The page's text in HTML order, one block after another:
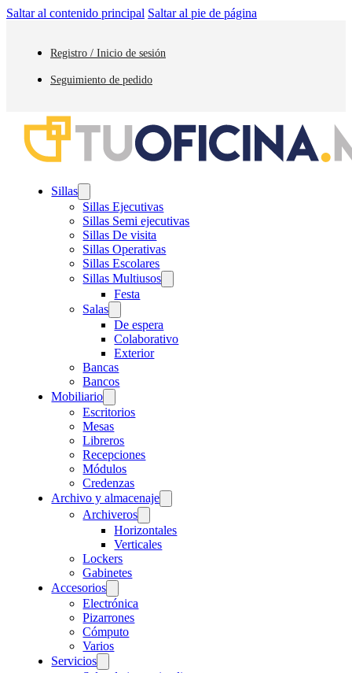
Saltar al contenido principal Saltar al pie de página
Registro / Inicio de sesión
Seguimiento de pedido
Sillas
Sillas Ejecutivas
Sillas Semi ejecutivas
Sillas De visita
Sillas Operativas
Sillas Escolares
Sillas Multiusos
Festa
Salas
De espera
Colaborativo
Exterior
Bancas
Bancos
Mobiliario
Escritorios
Mesas
Libreros
Recepciones
Módulos
Credenzas
Archivo y almacenaje
Archiveros
Horizontales
Verticales
Lockers
Gabinetes
Accesorios
Electrónica
Pizarrones
Cómputo
Varios
Servicios